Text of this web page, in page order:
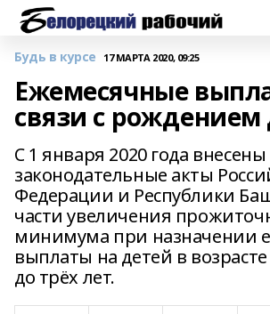
Будь в курсе 17 МАРТА 2020, 09:25
Ежемесячные
связи с рождением
С 1 января 2020 года
законодательные акты
Федерации и Республики
части увеличения
минимума при назначении
выплаты на детей в
до трёх лет.